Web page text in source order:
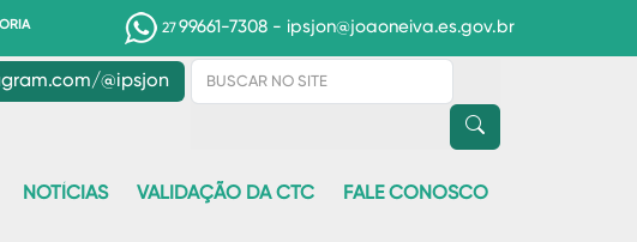
2799661-7308 - ipsjon@joaoneiva.es.gov.br
@ipsjon
NOTÍCIAS VALIDAÇÃO DA CTC FALE CONOSCO